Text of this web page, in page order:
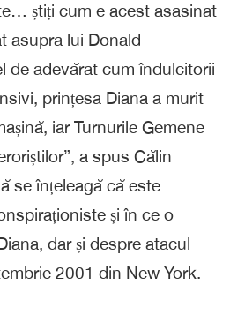
știți cum e acest asasinat
asupra lui Donald
de adevărat cum îndulcitorii
prințesa Diana a murit
iar Turnurile Gemene
a spus Călin
se înțeleagă că este
și în ce o
dar și despre atacul
2001 din New York.